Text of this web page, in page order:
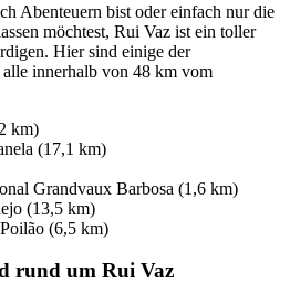
Abenteuern bist oder einfach nur die
möchtest, Rui Vaz ist ein toller
Hier sind einige der
innerhalb von 48 km vom
km)
(17,1 km)
Grandvaux Barbosa (1,6 km)
(13,5 km)
(6,5 km)
rund um Rui Vaz